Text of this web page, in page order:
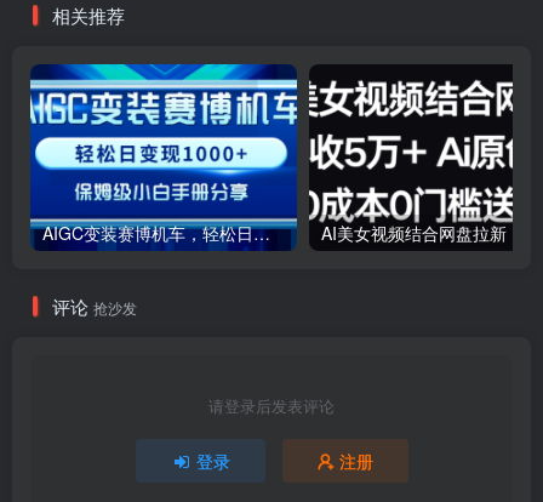
相关推荐
AIGC变装赛博机车，轻松日变现1000+，保姆级小白手册分享！
评论 抢沙发
请登录后发表评论
登录 注册